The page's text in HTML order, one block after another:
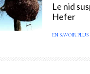
Le nid
Hefer
EN SAVOIR PLUS